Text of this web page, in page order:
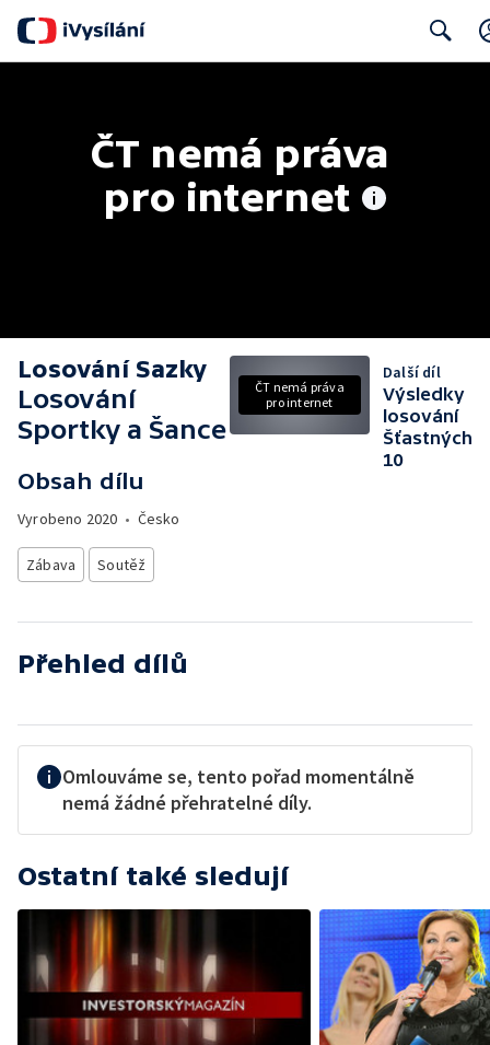
ČT nemá práva
pro internet
Losování Sazky
Losování
Sportky a Šance
Obsah dílu
Vyrobeno 2020 • Česko
Zábava Soutěž
ČT nemá práva
pro internet
Další díl
Výsledky
losování
Šťastných
10
Přehled dílů
Omlouváme se, tento pořad momentálně
nemá žádné přehratelné díly.
Ostatní také sledují